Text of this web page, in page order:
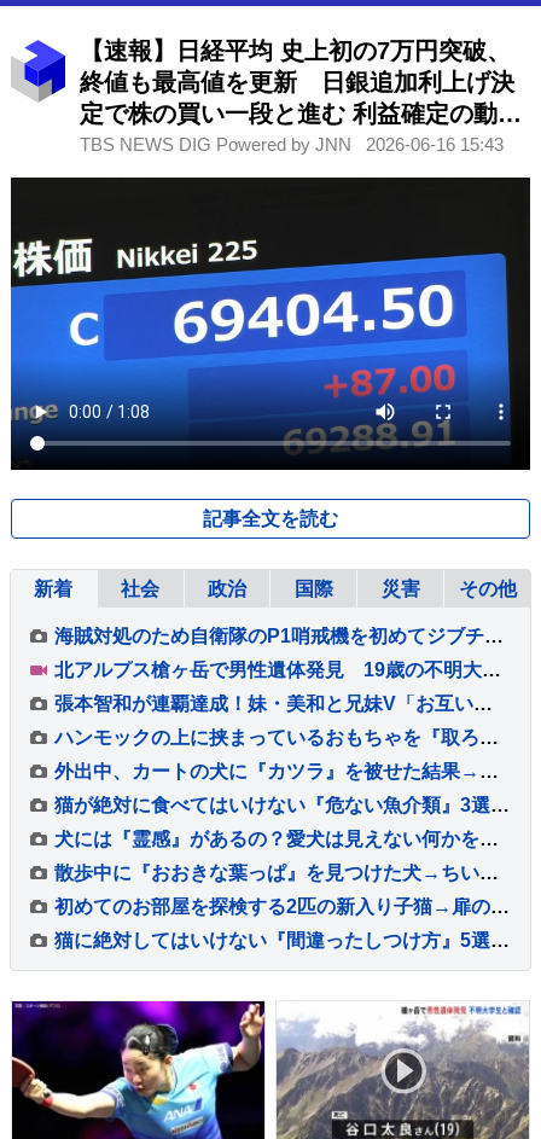
【速報】日経平均 史上初の7万円突破、
終値も最高値を更新 日銀追加利上げ決
定で株の買い一段と進む 利益確定の動き
も
TBS NEWS DIG Powered by JNN 2026-06-16 15:43
記事全文を読む
新着 社会 政治 国際 災害 その他
海賊対処のため自衛隊のP1哨戒機を初めてジブチに派遣 小泉防衛大臣が隊員激励
北アルプス槍ヶ岳で男性遺体発見 19歳の不明大学生と確認
張本智和が連覇達成！妹・美和と兄妹V「お互いを信じてやり抜いた結果」韓国のオ・ジュンソンに逆転勝利【WTTチャンピオンズ横浜】
ハンモックの上に挟まっているおもちゃを『取ろうとした猫』…可愛すぎる『動き』が51万再生「しっぽ踏むのかわいいｗ」「酔っ払いすぎｗ」
外出中、カートの犬に『カツラ』を被せた結果→通りすがりの人に『赤ちゃん』と勘違いされて…『思わず納得する光景』とまんざらでもない顔に反響
猫が絶対に食べてはいけない『危ない魚介類』3選 起こりうる健康トラブルや注意が必要な理由を解説
犬には『霊感』があるの？愛犬は見えない何かを感知している？異様な行動の意味まで解説
散歩中に『おおきな葉っぱ』を見つけた犬→ちいさな体で一生懸命に…『誇らしげな光景』が可愛すぎると8万再生「宝物見つけたね」「お土産かな」
初めてのお部屋を探検する2匹の新入り子猫→扉の向こう側にいる『先輩猫たちの様子』を見ると…可愛すぎる光景に「ソワソワｗ」「大冒険だね」
猫に絶対してはいけない『間違ったしつけ方』5選 悪影響を及ぼす理由や正しい教え方を解説